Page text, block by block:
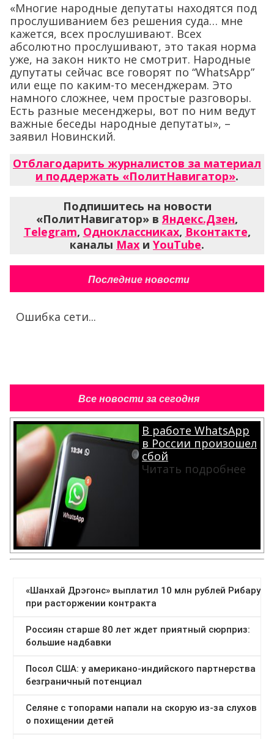
«Многие народные депутаты находятся под
прослушиванием без решения суда… мне
кажется, всех прослушивают. Всех
абсолютно прослушивают, это такая норма
уже, на закон никто не смотрит. Народные
дупутаты сейчас все говорят по “WhatsApp”
или еще по каким-то месенджерам. Это
намного сложнее, чем простые разговоры.
Есть разные месенджеры, вот по ним ведут
важные беседы народные депутаты», –
заявил Новинский.
Отблагодарить журналистов за материал
и поддержать «ПолитНавигатор».
Подпишитесь на новости
«ПолитНавигатор» вЯндекс.Дзен,
Telegram, Одноклассниках, Вконтакте,
каналы Max и YouTube.
Последние новости
Ошибка сети...
Все новости за сегодня
В работе WhatsApp
в России произошел
сбой
Читать подробнее